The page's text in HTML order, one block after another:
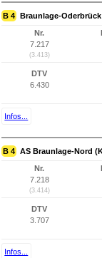
B 4 Braunlage-
Nr.
7.217
(3.413)
DTV
6.430
Infos...
B 4 AS Braunlage-Nord
Nr.
7.218
(3.414)
DTV
3.707
Infos...